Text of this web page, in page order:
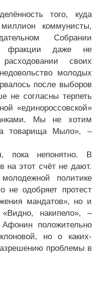
того, куда
коммунисты,
Собрании
фракции даже не
своих
молодых
после выборов
согласны терпеть
«единороссовской»
Мы не хотим
товарища Мыло», –
пока непонятно. В
на этот счёт не дают.
политике
не одобряет протест
мандатов», но и
накипело», –
положительно
но о каких-
проблемы в